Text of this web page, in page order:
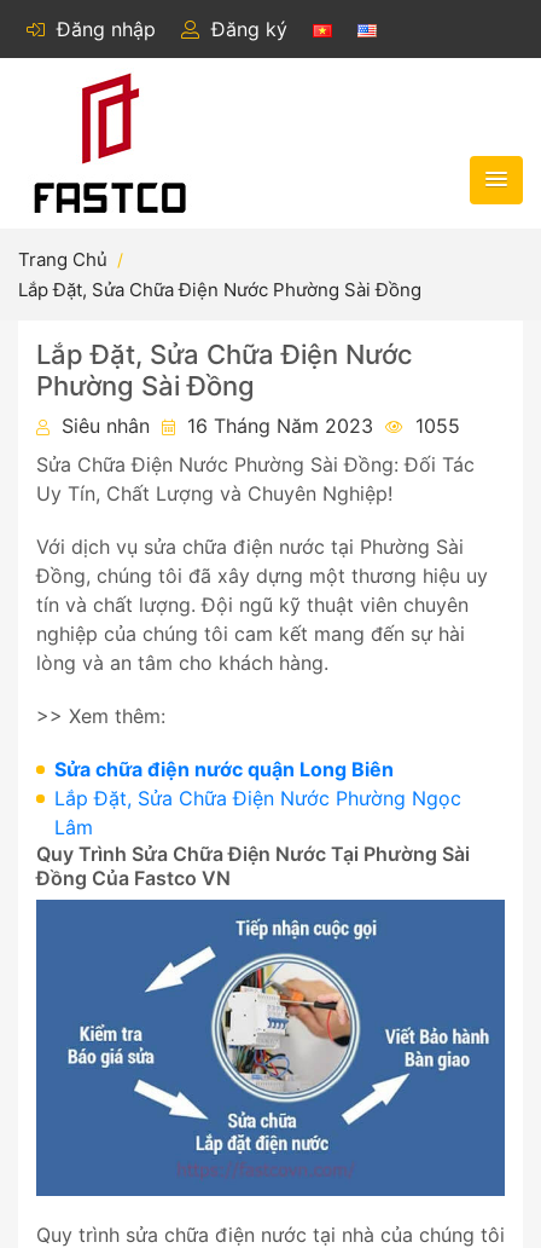
Đăng nhập Đăng ký
Trang Chủ
Lắp Đặt, Sửa Chữa Điện Nước Phường Sài Đồng
Lắp Đặt, Sửa Chữa Điện Nước
Phường Sài Đồng
Siêu nhân 16 Tháng Năm 2023
1055
Sửa Chữa Điện Nước Phường Sài Đồng: Đối Tác
Uy Tín, Chất Lượng và Chuyên Nghiệp!
Với dịch vụ sửa chữa điện nước tại Phường Sài
Đồng, chúng tôi đã xây dựng một thương hiệu uy
tín và chất lượng. Đội ngũ kỹ thuật viên chuyên
nghiệp của chúng tôi cam kết mang đến sự hài
lòng và an tâm cho khách hàng.
>> Xem thêm:
Sửa chữa điện nước quận Long Biên
Lắp Đặt, Sửa Chữa Điện Nước Phường Ngọc
Lâm
Quy Trình Sửa Chữa Điện Nước Tại Phường Sài
Đồng Của Fastco VN
Quy trình sửa chữa điện nước tại nhà của chúng tôi